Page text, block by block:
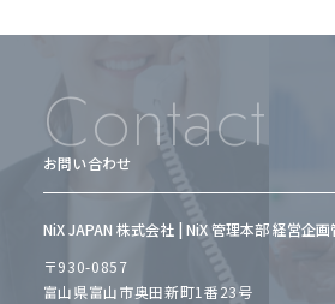
Contact
お問い合わせ
NiX JAPAN 株式会社 | NiX 管理本部 経営企
〒930-0857
富山県富山市奥田新町1番23号